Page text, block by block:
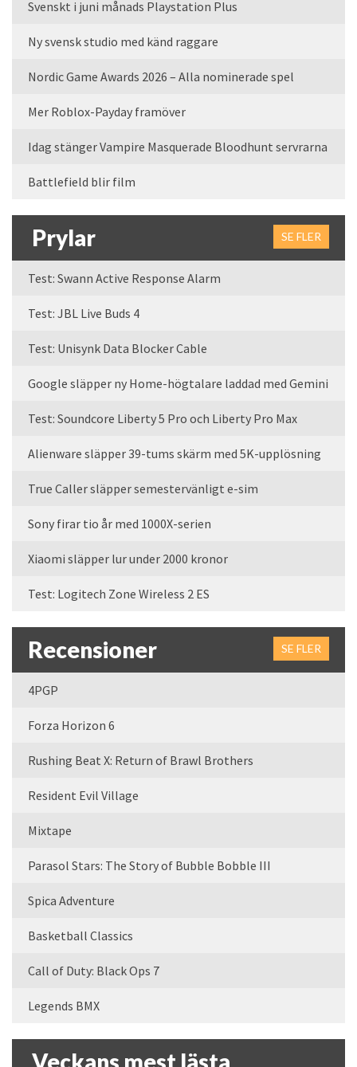
Svenskt i juni månads Playstation Plus
Ny svensk studio med känd raggare
Nordic Game Awards 2026 – Alla nominerade spel
Mer Roblox-Payday framöver
Idag stänger Vampire Masquerade Bloodhunt servrarna
Battlefield blir film
Prylar SE FLER
Test: Swann Active Response Alarm
Test: JBL Live Buds 4
Test: Unisynk Data Blocker Cable
Google släpper ny Home-högtalare laddad med Gemini
Test: Soundcore Liberty 5 Pro och Liberty Pro Max
Alienware släpper 39-tums skärm med 5K-upplösning
True Caller släpper semestervänligt e-sim
Sony firar tio år med 1000X-serien
Xiaomi släpper lur under 2000 kronor
Test: Logitech Zone Wireless 2 ES
Recensioner SE FLER
4PGP
Forza Horizon 6
Rushing Beat X: Return of Brawl Brothers
Resident Evil Village
Mixtape
Parasol Stars: The Story of Bubble Bobble III
Spica Adventure
Basketball Classics
Call of Duty: Black Ops 7
Legends BMX
Veckans mest lästa